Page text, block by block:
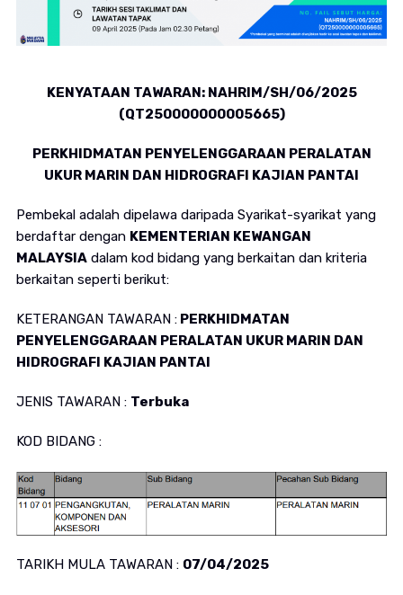
KENYATAAN TAWARAN: NAHRIM/SH/06/2025
(QT250000000005665)
PERKHIDMATAN PENYELENGGARAAN PERALATAN
UKUR MARIN DAN HIDROGRAFI KAJIAN PANTAI
Pembekal adalah dipelawa daripada Syarikat-syarikat yang
berdaftar dengan KEMENTERIAN KEWANGAN
MALAYSIAdalam kod bidang yang berkaitan dan kriteria
berkaitan seperti berikut:
KETERANGAN TAWARAN :PERKHIDMATAN
PENYELENGGARAAN PERALATAN UKUR MARIN DAN
HIDROGRAFI KAJIAN PANTAI
JENIS TAWARAN : Terbuka
KOD BIDANG :
TARIKH MULA TAWARAN : 07/04/2025